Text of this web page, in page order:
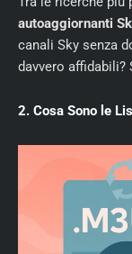
autoaggiornanti
canali Sky senza
davvero
2. Cosa Sono le